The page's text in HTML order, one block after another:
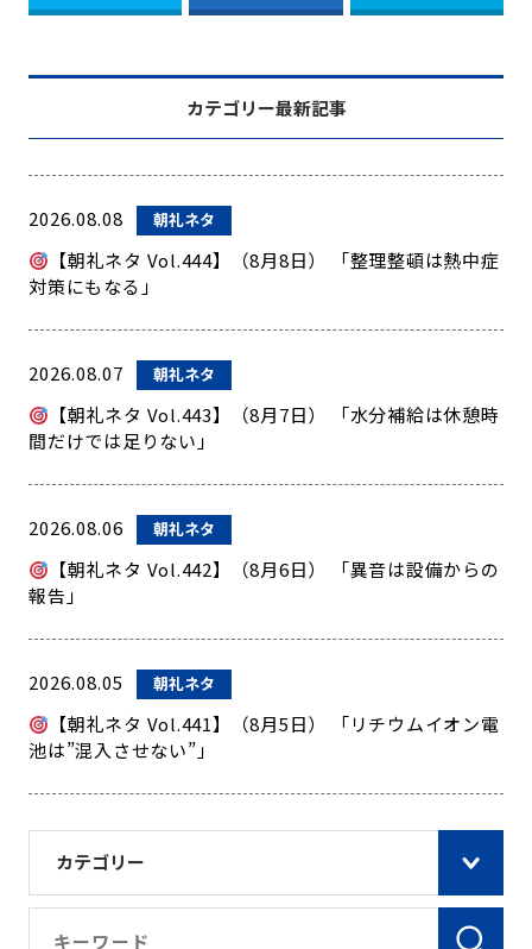
カテゴリー
カテゴリー最新記事
2026.08.08 朝礼ネタ
【朝礼ネタ Vol.444】（8月8日） 「整理整頓は熱中症
対策にもなる」
2026.08.07 朝礼ネタ
【朝礼ネタ Vol.443】（8月7日） 「水分補給は休憩時
間だけでは足りない」
2026.08.06 朝礼ネタ
【朝礼ネタ Vol.442】（8月6日） 「異音は設備からの
報告」
2026.08.05 朝礼ネタ
【朝礼ネタ Vol.441】（8月5日） 「リチウムイオン電
池は”混入させない”」